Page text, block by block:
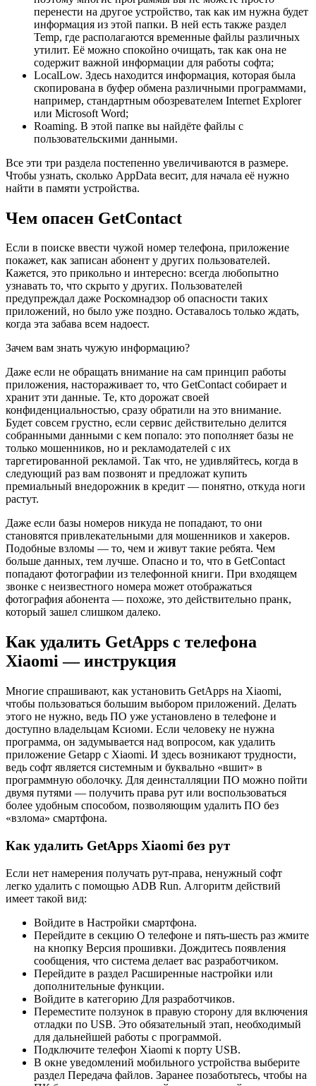
перенести на другое устройство, так как им нужна будет
информация из этой папки. В ней есть также раздел
Temp, где располагаются временные файлы различных
утилит. Её можно спокойно очищать, так как она не
содержит важной информации для работы софта;
LocalLow. Здесь находится информация, которая была
скопирована в буфер обмена различными программами,
например, стандартным обозревателем Internet Explorer
или Microsoft Word;
Roaming. В этой папке вы найдёте файлы с
пользовательскими данными.
Все эти три раздела постепенно увеличиваются в размере.
Чтобы узнать, сколько AppData весит, для начала её нужно
найти в памяти устройства.
Чем опасен GetContact
Если в поиске ввести чужой номер телефона, приложение
покажет, как записан абонент у других пользователей.
Кажется, это прикольно и интересно: всегда любопытно
узнавать то, что скрыто у других. Пользователей
предупреждал даже Роскомнадзор об опасности таких
приложений, но было уже поздно. Оставалось только ждать,
когда эта забава всем надоест.
Зачем вам знать чужую информацию?
Даже если не обращать внимание на сам принцип работы
приложения, настораживает то, что GetContact собирает и
хранит эти данные. Те, кто дорожат своей
конфиденциальностью, сразу обратили на это внимание.
Будет совсем грустно, если сервис действительно делится
собранными данными с кем попало: это пополняет базы не
только мошенников, но и рекламодателей с их
таргетированной рекламой. Так что, не удивляйтесь, когда в
следующий раз вам позвонят и предложат купить
премиальный внедорожник в кредит — понятно, откуда ноги
растут.
Даже если базы номеров никуда не попадают, то они
становятся привлекательными для мошенников и хакеров.
Подобные взломы — то, чем и живут такие ребята. Чем
больше данных, тем лучше. Опасно и то, что в GetContact
попадают фотографии из телефонной книги. При входящем
звонке с неизвестного номера может отображаться
фотография абонента — похоже, это действительно пранк,
который зашел слишком далеко.
Как удалить GetApps с телефона
Xiaomi — инструкция
Многие спрашивают, как установить GetApps на Xiaomi,
чтобы пользоваться большим выбором приложений. Делать
этого не нужно, ведь ПО уже установлено в телефоне и
доступно владельцам Ксиоми. Если человеку не нужна
программа, он задумывается над вопросом, как удалить
приложение Getapp c Xiaomi. И здесь возникают трудности,
ведь софт является системным и буквально «вшит» в
программную оболочку. Для деинсталляции ПО можно пойти
двумя путями — получить права рут или воспользоваться
более удобным способом, позволяющим удалить ПО без
«взлома» смартфона.
Как удалить GetApps Xiaomi без рут
Если нет намерения получать рут-права, ненужный софт
легко удалить с помощью ADB Run. Алгоритм действий
имеет такой вид:
Войдите в Настройки смартфона.
Перейдите в секцию О телефоне и пять-шесть раз жмите
на кнопку Версия прошивки. Дождитесь появления
сообщения, что система делает вас разработчиком.
Перейдите в раздел Расширенные настройки или
дополнительные функции.
Войдите в категорию Для разработчиков.
Переместите ползунок в правую сторону для включения
отладки по USB. Это обязательный этап, необходимый
для дальнейшей работы с программой.
Подключите телефон Xiaomi к порту USB.
В окне уведомлений мобильного устройства выберите
раздел Передача файлов. Заранее позаботьтесь, чтобы на